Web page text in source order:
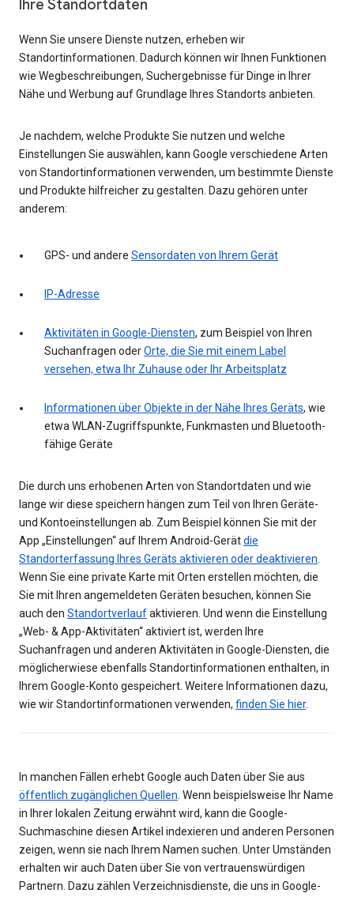
Ihre Standortdaten
Wenn Sie unsere Dienste nutzen, erheben wir
Standortinformationen. Dadurch können wir Ihnen Funktionen
wie Wegbeschreibungen, Suchergebnisse für Dinge in Ihrer
Nähe und Werbung auf Grundlage Ihres Standorts anbieten.
Je nachdem, welche Produkte Sie nutzen und welche
Einstellungen Sie auswählen, kann Google verschiedene Arten
von Standortinformationen verwenden, um bestimmte Dienste
und Produkte hilfreicher zu gestalten. Dazu gehören unter
anderem:
GPS- und andere Sensordaten von Ihrem Gerät
IP-Adresse
Aktivitäten in Google-Diensten, zum Beispiel von Ihren
Suchanfragen oderOrte, die Sie mit einem Label
versehen, etwa Ihr Zuhause oder Ihr Arbeitsplatz
Informationen über Objekte in der Nähe Ihres Geräts, wie
etwa WLAN-Zugriffspunkte, Funkmasten und Bluetooth-
fähige Geräte
Die durch uns erhobenen Arten von Standortdaten und wie
lange wir diese speichern hängen zum Teil von Ihren Geräte-
und Kontoeinstellungen ab. Zum Beispiel können Sie mit der
App „Einstellungen“ auf Ihrem Android-Gerätdie
Standorterfassung Ihres Geräts aktivieren oder deaktivieren.
Wenn Sie eine private Karte mit Orten erstellen möchten, die
Sie mit Ihren angemeldeten Geräten besuchen, können Sie
auch den Standortverlaufaktivieren. Und wenn die Einstellung
„Web- & App-Aktivitäten“ aktiviert ist, werden Ihre
Suchanfragen und anderen Aktivitäten in Google-Diensten, die
möglicherwiese ebenfalls Standortinformationen enthalten, in
Ihrem Google-Konto gespeichert. Weitere Informationen dazu,
wie wir Standortinformationen verwenden, finden Sie hier.
In manchen Fällen erhebt Google auch Daten über Sie aus
öffentlich zugänglichen Quellen. Wenn beispielsweise Ihr Name
in Ihrer lokalen Zeitung erwähnt wird, kann die Google-
Suchmaschine diesen Artikel indexieren und anderen Personen
zeigen, wenn sie nach Ihrem Namen suchen. Unter Umständen
erhalten wir auch Daten über Sie von vertrauenswürdigen
Partnern. Dazu zählen Verzeichnisdienste, die uns in Google-